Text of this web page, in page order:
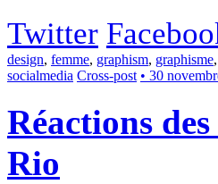
Twitter
design, femme, graphism, graphisme,
socialmedia Cross-post • 30
Réactions
Rio